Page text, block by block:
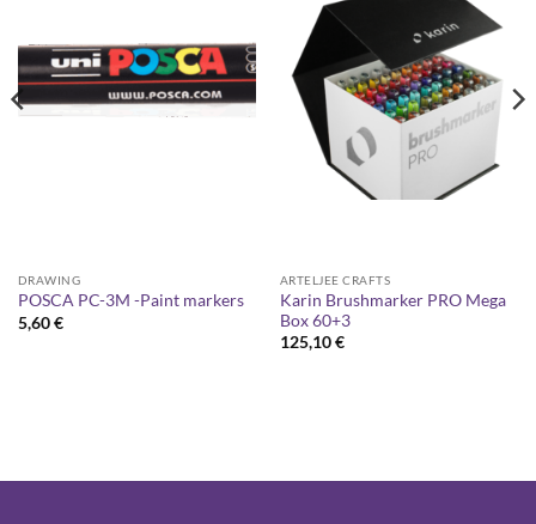
DRAWING
POSCA PC-3M -Paint markers
5,60€
ARTELJEE CRAFTS
Karin Brushmarker PRO Mega
Box 60+3
125,10€